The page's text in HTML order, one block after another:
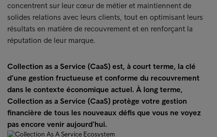
concentrent sur leur cœur de métier et maintiennent de
solides relations avec leurs clients, tout en optimisant leurs
résultats en matière de recouvrement et en renforçant la
réputation de leur marque.
Collection as a Service (CaaS) est, à court terme, la clé
d’une gestion fructueuse et conforme du recouvrement
dans le contexte économique actuel. À long terme,
Collection as a Service (CaaS) protège votre gestion
financière de tous les nouveaux défis que vous ne voyez
pas encore venir aujourd’hui.